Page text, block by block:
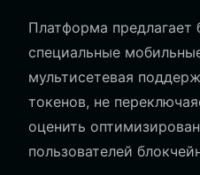
Платформа предлагает
специальные
мультисетевая
токенов, не
оценить
пользователей